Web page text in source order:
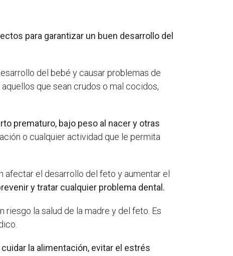
para garantizar un buen desarrollo del
del bebé y causar problemas de
que sean crudos o mal cocidos,
prematuro, bajo peso al nacer y otras
o cualquier actividad que le permita
afectar el desarrollo del feto y aumentar el
y tratar cualquier problema dental.
riesgo la salud de la madre y del feto. Es
la alimentación, evitar el estrés